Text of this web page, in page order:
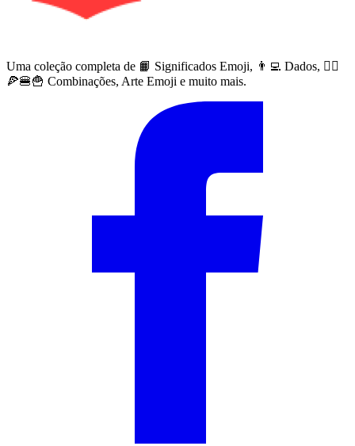
Uma coleção completa de 📙 Significados Emoji, 👨‍💻 Dados, 🙅‍♀️
🍕🍔🍟 Combinações, Arte Emoji e muito mais.